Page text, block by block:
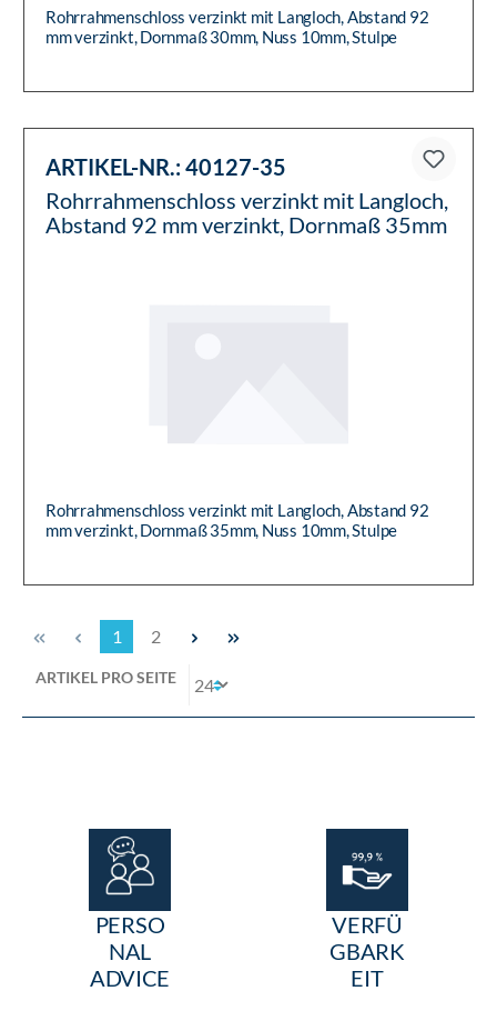
Rohrrahmenschloss verzinkt mit Langloch, Abstand 92
mm verzinkt, Dornmaß 30mm, Nuss 10mm, Stulpe
ARTIKEL-NR.:40127-35
Rohrrahmenschloss verzinkt mit Langloch,
Abstand 92 mm verzinkt, Dornmaß 35mm
Rohrrahmenschloss verzinkt mit Langloch, Abstand 92
mm verzinkt, Dornmaß 35mm, Nuss 10mm, Stulpe
1 2
ARTIKEL PRO SEITE
PERSO
NAL
ADVICE
VERFÜ
GBARK
EIT